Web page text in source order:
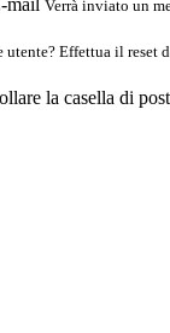
mail Verrà inviato un
utente? Effettua il reset
la casella di